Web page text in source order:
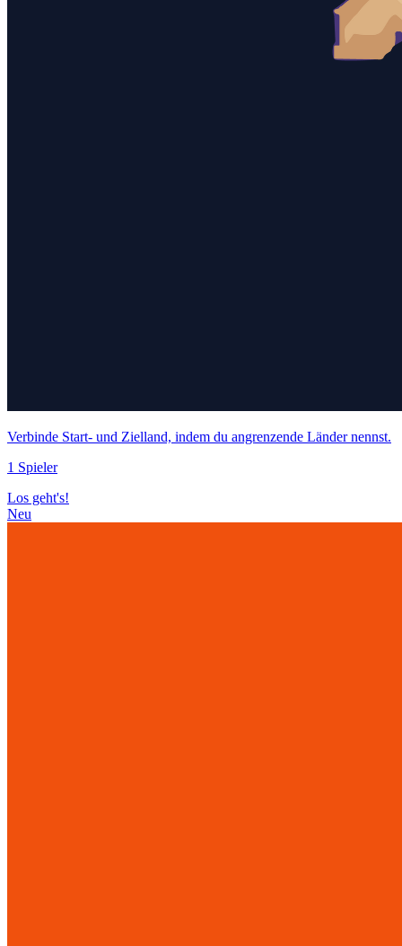
Verbinde Start- und Zielland, indem du angrenzende Länder nennst.
1 Spieler
Los geht's!
Neu